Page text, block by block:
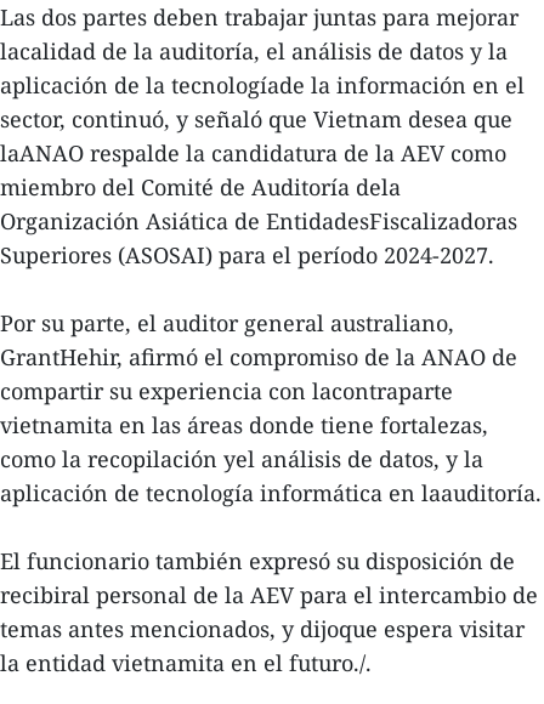
Las dos partes deben trabajar juntas para mejorar
lacalidad de la auditoría, el análisis de datos y la
aplicación de la tecnologíade la información en el
sector, continuó, y señaló que Vietnam desea que
laANAO respalde la candidatura de la AEV como
miembro del Comité de Auditoría dela
Organización Asiática de EntidadesFiscalizadoras
Superiores (ASOSAI) para el período 2024-2027.
Por su parte, el auditor general australiano,
GrantHehir, afirmó el compromiso de la ANAO de
compartir su experiencia con lacontraparte
vietnamita en las áreas donde tiene fortalezas,
como la recopilación yel análisis de datos, y la
aplicación de tecnología informática en laauditoría.
El funcionario también expresó su disposición de
recibiral personal de la AEV para el intercambio de
temas antes mencionados, y dijoque espera visitar
la entidad vietnamita en el futuro./.